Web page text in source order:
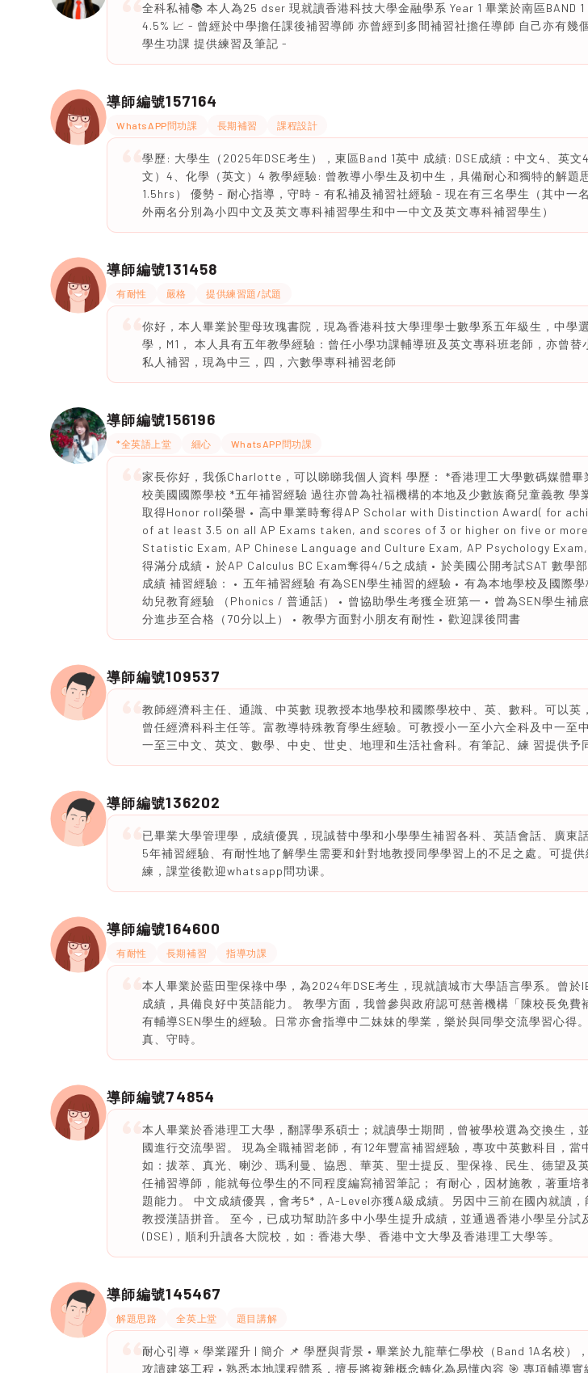
全科私補📚 本人為25 dser 現就讀香港科技大學金融學系 Year 1 畢業於南區BAND
4.5% 📈 - 曾經於中學擔任課後補習導師 亦曾經到多間補習社擔任導師 自己亦有幾
學生功課 提供練習及筆記 -
導師編號157164
WhatsAPP問功課 長期補習 課程設計
學歷: 大學生（2025年DSE考生），東區Band 1英中 成績: DSE成績：中文4、英文
文）4、化學（英文）4 教學經驗: 曾教導小學生及初中生，具備耐心和獨特的解題
1.5hrs） 優勢 - 耐心指導，守時 - 有私補及補習社經驗 - 現在有三名學生（其中一
外兩名分別為小四中文及英文專科補習學生和中一中文及英文專科補習學生）
導師編號131458
有耐性 嚴格 提供練習題/試題
你好，本人畢業於聖母玫瑰書院，現為香港科技大學理學士數學系五年級生，中學
學，M1， 本人具有五年教學經驗：曾任小學功課輔導班及英文專科班老師，亦曾替
私人補習，現為中三，四，六數學專科補習老師
導師編號156196
*全英語上堂 細心 WhatsAPP問功課
家長你好，我係Charlotte，可以睇睇我個人資料 學歷： *香港理工大學數碼媒體畢
校美國國際學校 *五年補習經驗 過往亦曾為社福機構的本地及少數族裔兒童義教 學
取得Honor roll榮譽 •⁠ ⁠高中畢業時奪得AP Scholar with Distinction Award( for
of at least 3.5 on all AP Exams taken, and scores of 3 or higher on five or more
Statistic Exam, AP Chinese Language and Culture Exam, AP Psychology
得滿分成績 •⁠ ⁠於AP Calculus BC Exam奪得4/5之成績 •⁠ ⁠於美國公開考試SAT 數學
成績 補習經驗： •⁠ ⁠五年補習經驗 有為SEN學生補習的經驗 •⁠ ⁠有為本地學校及國際
幼兒教育經驗 （Phonics / 普通話） •⁠ ⁠曾協助學生考獲全班第一 •⁠ ⁠曾為SEN學生補
分進步至合格（70分以上） •⁠ ⁠教學方面對小朋友有耐性 •⁠ ⁠歡迎課後問書
導師編號109537
教師經濟科主任、通識、中英數 現教授本地學校和國際學校中、英、數科。可以英
曾任經濟科科主任等。富教導特殊教育學生經驗。可教授小一至小六全科及中一至
一至三中文、英文、數學、中史、世史、地理和生活社會科。有筆記、練 習提供予
導師編號136202
已畢業大學管理學，成績優異，現誠替中學和小學學生補習各科、英語會話、廣東
5年補習經驗、有耐性地了解學生需要和針對地教授同學學習上的不足之處。可提
練，課堂後歡迎whatsapp問功课。
導師編號164600
有耐性 長期補習 指導功課
本人畢業於藍田聖保祿中學，為2024年DSE考生，現就讀城市大學語言學系。曾於
成績，具備良好中英語能力。 教學方面，我曾參與政府認可慈善機構「陳校長免費
有輔導SEN學生的經驗。日常亦會指導中二妹妹的學業，樂於與同學交流學習心得
真、守時。
導師編號74854
本人畢業於香港理工大學，翻譯學系碩士；就讀學士期間，曾被學校選為交換生，
國進行交流學習。 現為全職補習老師，有12年豐富補習經驗，專攻中英數科目，當
如：拔萃、真光、喇沙、瑪利曼、協恩、華英、聖士提反、聖保祿、民生、德望及
任補習導師，能就每位學生的不同程度編寫補習筆記； 有耐心，因材施教，著重培
題能力。 中文成績優異，會考5*，A-Level亦獲A級成績。另因中三前在國內就讀
教授漢語拼音。 至今，已成功幫助許多中小學生提升成績，並通過香港小學呈分試
(DSE)，順利升讀各大院校，如：香港大學、香港中文大學及香港理工大學等。
導師編號145467
解題思路 全英上堂 題目講解
耐心引導 × 學業躍升 | 簡介 📌 學歷與背景 • 畢業於九龍華仁學校（Band 1A名校）
攻讀建築工程 • 熟悉本地課程體系，擅長將複雜概念轉化為易懂內容 🎯 專項輔導實